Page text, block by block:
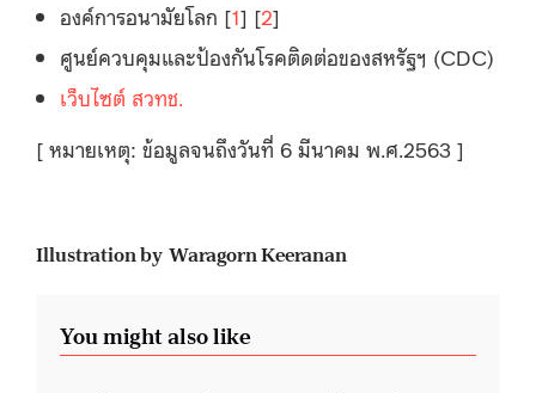
องค์การอนามัยโลก [1] [2]
ศูนย์ควบคุมและป้องกันโรคติดต่อของสหรัฐฯ (CDC)
เว็บไซต์ สวทช.
[ หมายเหตุ: ข้อมูลจนถึงวันที่ 6 มีนาคม พ.ศ.2563 ]
Illustration by Waragorn Keeranan
You might also like